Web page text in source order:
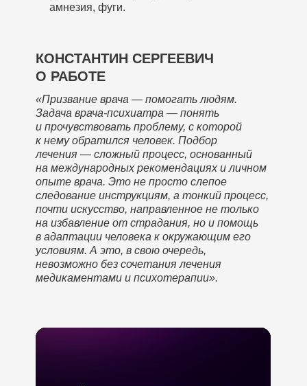
КОНСТАНТИН СЕРГЕЕВИЧ
О РАБОТЕ
«Призвание врача — помогать людям.
Задача врача-психиатра — понять
и прочувствовать проблему, с которой
к нему обратился человек. Подбор
лечения — сложный процесс, основанный
на международных рекомендациях и личном
опыте врача. Это не просто слепое
следование инструкциям, а тонкий процесс,
почти искусство, направленное не только
на избавление от страдания, но и помощь
в адаптации человека к окружающим его
условиям. А это, в свою очередь,
невозможно без сочетания лечения
медикаментами и психотерапии».
амнезия, фуги.